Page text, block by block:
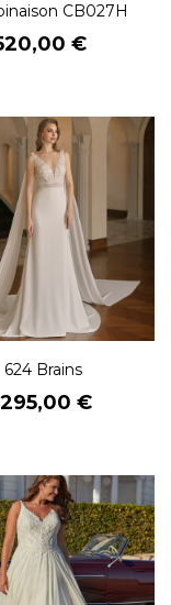
CB027H
€
624 Brains
295,00 €